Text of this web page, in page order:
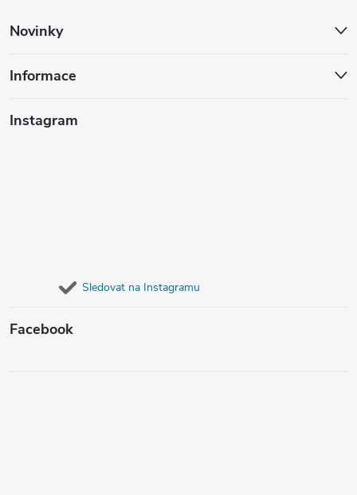
Novinky
Informace
Instagram
Sledovat na Instagramu
Facebook